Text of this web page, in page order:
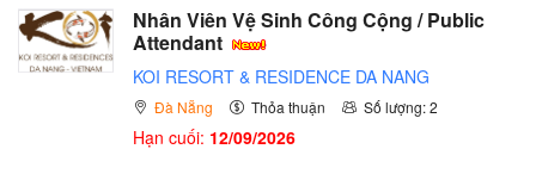
Nhân Viên Vệ Sinh Công Cộng / Public
Attendant
KOI RESORT & RESIDENCE DA NANG
Đà Nẵng Thỏa thuận Số lượng: 2
Hạn cuối: 12/09/2026